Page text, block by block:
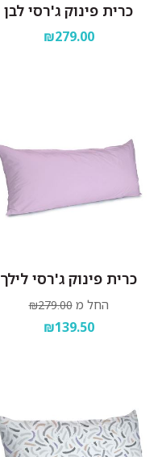
כרית פינוק ג'רסי לבן
₪279.00
כרית פינוק ג'רסי לילך
החל מ ₪279.00
₪139.50